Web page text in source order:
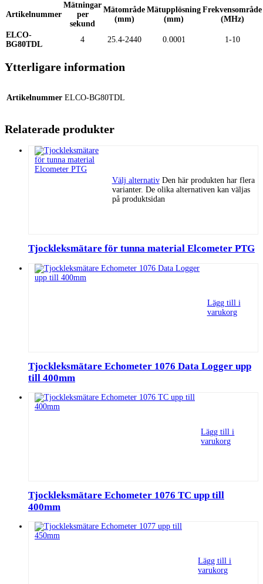
Artikelnummer
Mätningar
per
sekund
Mätområde
(mm)
Mätupplösning
(mm)
Frekvensområde
(MHz)
ELCO-
BG80TDL
4 25.4-2440 0.0001 1-10
Ytterligare information
Artikelnummer ELCO-BG80TDL
Relaterade produkter
Välj alternativ Den här produkten har flera
varianter. De olika alternativen kan väljas
på produktsidan
Tjockleksmätare för tunna material Elcometer PTG
Lägg till i
varukorg
Tjockleksmätare Echometer 1076 Data Logger upp
till 400mm
Lägg till i
varukorg
Tjockleksmätare Echometer 1076 TC upp till
400mm
Lägg till i
varukorg